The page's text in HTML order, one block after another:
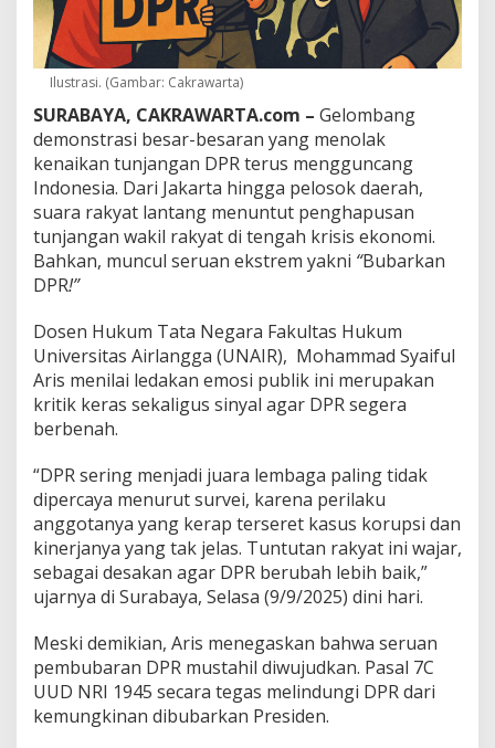
a
n
D
i
r
i
,
P
a
k
r
H
u
n
i
g
a
t
k
a
n
B
a
a
y
a
D
a
Ilustrasi. (Gambar: Cakrawarta)
SURABAYA, CAKRAWARTA.com – Gelombang
demonstrasi besar-besaran yang menolak
kenaikan tunjangan DPR terus mengguncang
Indonesia. Dari Jakarta hingga pelosok daerah,
suara rakyat lantang menuntut penghapusan
tunjangan wakil rakyat di tengah krisis ekonomi.
Bahkan, muncul seruan ekstrem yakni “Bubarkan
DPR!”
Dosen Hukum Tata Negara Fakultas Hukum
Universitas Airlangga (UNAIR), Mohammad Syaiful
Aris menilai ledakan emosi publik ini merupakan
kritik keras sekaligus sinyal agar DPR segera
berbenah.
“DPR sering menjadi juara lembaga paling tidak
dipercaya menurut survei, karena perilaku
anggotanya yang kerap terseret kasus korupsi dan
kinerjanya yang tak jelas. Tuntutan rakyat ini wajar,
sebagai desakan agar DPR berubah lebih baik,”
ujarnya di Surabaya, Selasa (9/9/2025) dini hari.
Meski demikian, Aris menegaskan bahwa seruan
pembubaran DPR mustahil diwujudkan. Pasal 7C
UUD NRI 1945 secara tegas melindungi DPR dari
kemungkinan dibubarkan Presiden.